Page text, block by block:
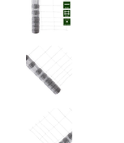
Rete esagonale
Filo per rete